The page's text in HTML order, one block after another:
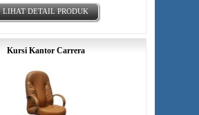
LIHAT DETAIL PRODUK
Kursi Kantor Carrera